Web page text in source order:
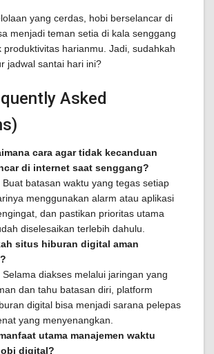
yang cerdas, hobi berselancar di
menjadi teman setia di kala senggang
produktivitas harianmu. Jadi, sudahkah
jadwal santai hari ini?
Asked
cara agar tidak kecanduan
di internet saat senggang?
Buat batasan waktu yang tegas setiap
menggunakan alarm atau aplikasi
dan pastikan prioritas utama
diselesaikan terlebih dahulu.
situs hiburan digital aman
Selama diakses melalui jaringan yang
dan tahu batasan diri, platform
digital bisa menjadi sarana pelepas
yang menyenangkan.
utama manajemen waktu
digital?